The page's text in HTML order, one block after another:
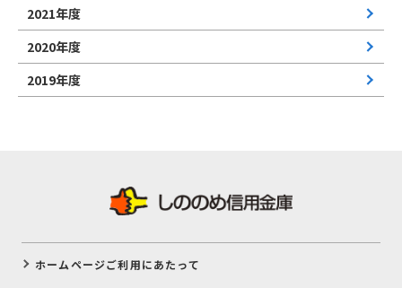
2021年度
2020年度
2019年度
ホームページご利用にあたって